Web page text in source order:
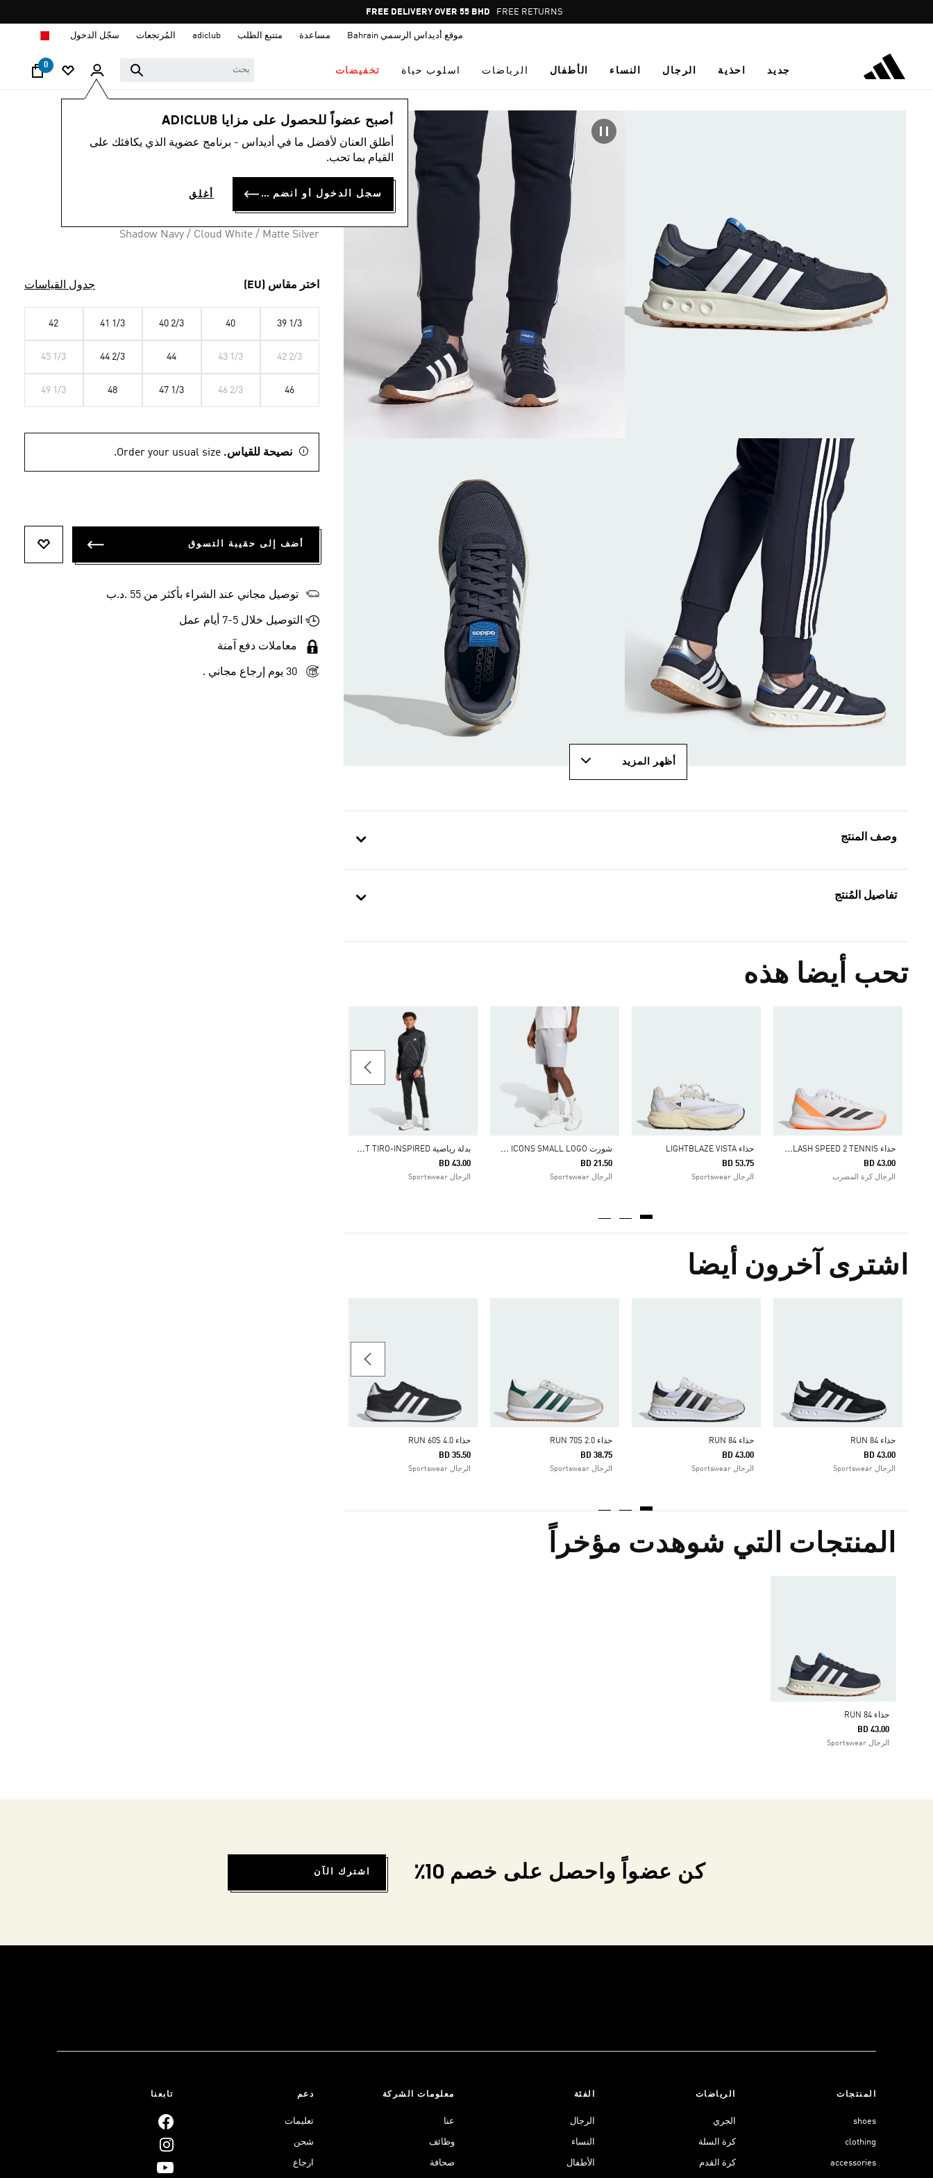
Pause
promotion
FREE DELIVERY OVER 55 BHD FREE RETURNS
موقع أديداس الرسمي Bahrain مساعدة متتبع الطلب adiclub المُرتجعات سجّل الدخول
جديد احذية الرجال النساء الأطفال الرياضات اسلوب حياة تخفيضات
0
أصبح عضواً للحصول على مزايا ADICLUB
أطلق العنان لأفضل ما في أديداس - برنامج عضوية الذي يكافئك على
القيام بما تحب.
سجل الدخول أو انضم الآن أغلق
أظهر المزيد
وصف المنتج
تفاصيل المُنتج
تحب أيضا هذه
ح
ذاء COURTFLASH SPEED 2 TENNIS
BD 43.00
الرجال كرة المضرب
حذاء LIGHTBLAZE VISTA
BD 53.75
الرجال Sportswear
ش
ورت FUTURE ICONS SMALL LOGO
BD 21.50
الرجال Sportswear
ب
دلة رياضية SPORTSWEAR TRICOT TIRO-INSPIRED
BD 43.00
الرجال Sportswear
اشترى آخرون أيضا
حذاء RUN 84
BD 43.00
الرجال Sportswear
حذاء RUN 84
BD 43.00
الرجال Sportswear
حذاء RUN 70S 2.0
BD 38.75
الرجال Sportswear
حذاء RUN 60S 4.0
BD 35.50
الرجال Sportswear
المنتجات التي شوهدت مؤخراً
حذاء RUN 84
BD 43.00
الرجال Sportswear
الرجال أحذية
حذاء RUN 84
BD 43.00
Shadow Navy / Cloud White / Matte Silver
اختر مقاس (EU) جدول القياسات
39 1/3
40
40 2/3
41 1/3
42
42 2/3
43 1/3
44
44 2/3
45 1/3
46
46 2/3
47 1/3
48
49 1/3
نصيحة للقياس.Order your usual size.
أضف إلى حقيبة التسوق
توصيل مجاني عند الشراء بأكثر من 55 .د.ب‎
التوصيل خلال 5-7 أيام عمل
معاملات دفع آمنة
30 يوم إرجاع مجاني .
كن عضواً واحصل على خصم 10٪ اشترك الآن
المنتجات
shoes
clothing
accessories
الرياضات
الجري
كرة السلة
كرة القدم
الفئة
الرجال
النساء
الأطفال
معلومات الشركة
عنا
وظائف
صحافة
دعم
تعليمات
شحن
ارجاع
تابعنا